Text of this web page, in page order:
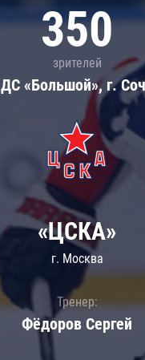
350
зрителей
ДС «Большой», г.
«ЦСКА»
г. Москва
Тренер:
Фёдоров Сергей